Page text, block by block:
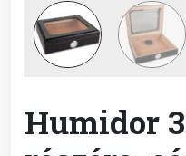
Humidor